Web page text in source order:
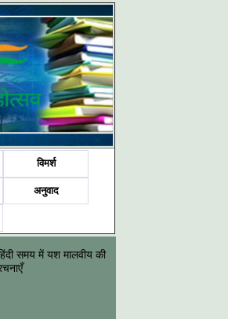
विमर्श
अनुवाद
समय में यश मालवीय की